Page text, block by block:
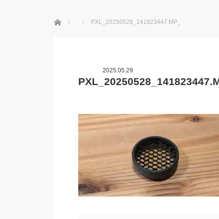
ホーム PXL_20250528_141823447.MP_
2025.05.29